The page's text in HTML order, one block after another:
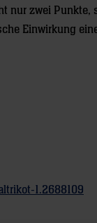
nur zwei Punkte,
Einwirkung
1.2688109